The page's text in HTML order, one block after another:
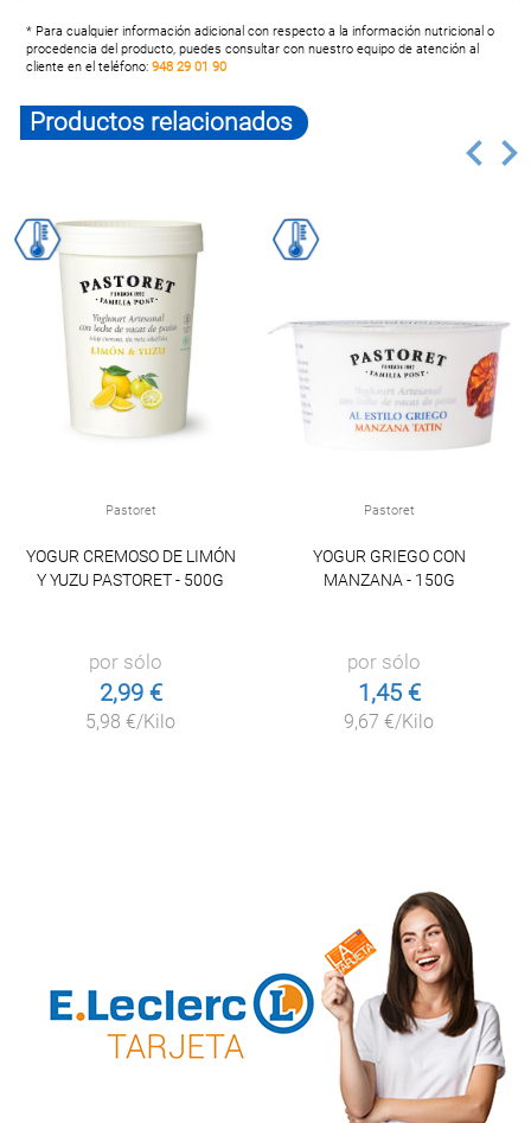
* Para cualquier información adicional con respecto a la información nutricional o
procedencia del producto, puedes consultar con nuestro equipo de atención al
cliente en el teléfono:948 29 01 90
Productos relacionados
Pastoret
YOGUR CREMOSO DE LIMÓN
Y YUZU PASTORET - 500G
por sólo
2,99 €
5,98 €/Kilo
Pastoret
YOGUR GRIEGO CON
MANZANA - 150G
por sólo
1,45 €
9,67 €/Kilo